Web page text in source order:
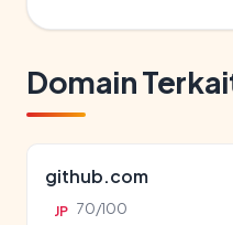
Domain
github.com
JP 70/100